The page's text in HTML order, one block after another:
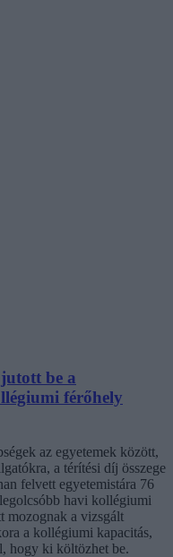
be a
férőhely
az egyetemek között,
a térítési díj összege
felvett egyetemistára 76
havi kollégiumi
mozognak a vizsgált
a kollégiumi kapacitás,
hogy ki költözhet be.